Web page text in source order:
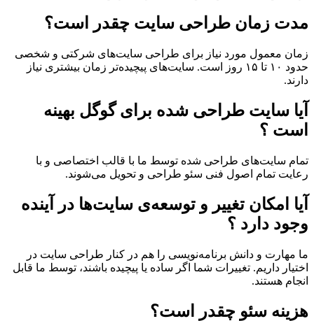
مدت زمان طراحی سایت چقدر است؟
زمان معمول مورد نیاز برای طراحی سایت‌های شرکتی و شخصی
حدود ۱۰ تا ۱۵ روز است. سایت‌های پیچیده‌تر زمان بیشتری نیاز
دارند.
آیا سایت طراحی شده برای گوگل بهینه
است ؟
تمام سایت‌های طراحی شده توسط ما با قالب اختصاصی و با
رعایت تمام اصول فنی سئو طراحی و تحویل می‌شوند.
آیا امکان تغییر و توسعه‌ی سایت‌ها در آینده
وجود دارد ؟
ما مهارت و دانش برنامه‌نویسی را هم در کنار طراحی سایت در
اختیار داریم. تغییرات شما اگر ساده یا پیچیده باشند، توسط ما قابل
انجام هستند.
هزینه سئو چقدر است؟